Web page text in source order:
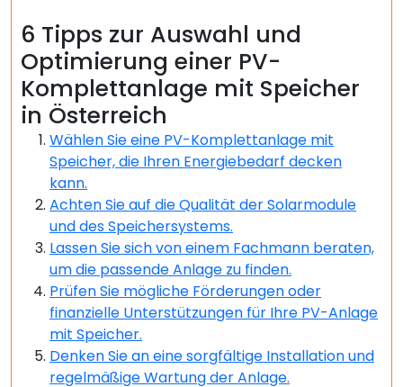
6 Tipps zur Auswahl und
Optimierung einer PV-
Komplettanlage mit Speicher
in Österreich
Wählen Sie eine PV-Komplettanlage mit
Speicher, die Ihren Energiebedarf decken
kann.
Achten Sie auf die Qualität der Solarmodule
und des Speichersystems.
Lassen Sie sich von einem Fachmann beraten,
um die passende Anlage zu finden.
Prüfen Sie mögliche Förderungen oder
finanzielle Unterstützungen für Ihre PV-Anlage
mit Speicher.
Denken Sie an eine sorgfältige Installation und
regelmäßige Wartung der Anlage.